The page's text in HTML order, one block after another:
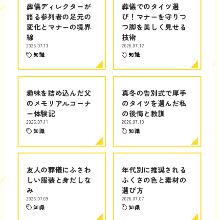
葬儀ディレクターが
語る参列者の足元の
変化とマナーの境界
線
2026.07.13
知識
葬儀でのタイツ選
び！マナーを守りつ
つ脚を美しく見せる
技術
2026.07.12
知識
趣味を詰め込んだ父
のメモリアルコーナ
ー体験記
2026.07.11
知識
真冬の告別式で厚手
のタイツを選んだ私
の後悔と教訓
2026.07.10
知識
友人の葬儀にふさわ
しい服装と身だしな
み
2026.07.09
知識
年代別に推奨される
ふくさの色と素材の
選び方
2026.07.07
知識